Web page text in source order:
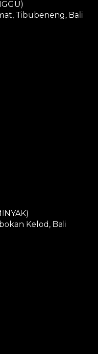
Tibubeneng, Bali
Kelod, Bali